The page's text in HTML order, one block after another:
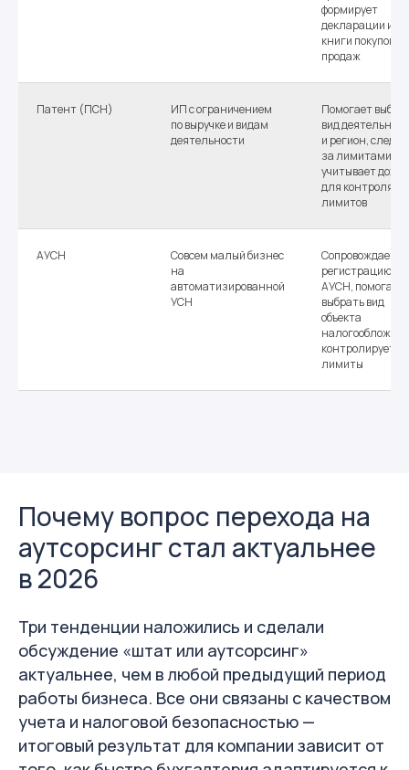
формирует
декларации и
книги покупок-
продаж
Патент (ПСН)
ИП с ограничением
по выручке и видам
деятельности
Помогает
вид
и регион, следит
за лимитами,
учитывает
для контроля
лимитов
АУСН
Совсем малый бизнес
на
автоматизированной
УСН
Сопровождает
регистрацию на
АУСН, помогает
выбрать вид
объекта
контролирует
лимиты
Почему вопрос перехода на
аутсорсинг стал актуальнее
в 2026
Три тенденции наложились и сделали
обсуждение «штат или аутсорсинг»
актуальнее, чем в любой предыдущий период
работы бизнеса. Все они связаны с качеством
учета и налоговой безопасностью —
итоговый результат для компании зависит от